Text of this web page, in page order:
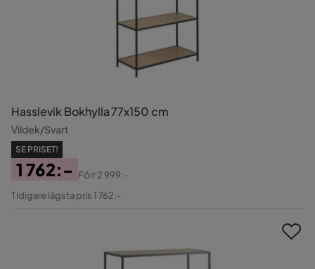
Hasslevik Bokhylla 77x150 cm
Vildek/Svart
SE PRISET!
Pris
1 762:-
Original
Förr2 999:-
Tidigare lägsta pris 1 762:-